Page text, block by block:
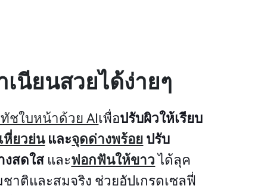
นียนสวยได้ง่ายๆ
ชใบหน้าด้วย AIเพื่อปรับผิวให้เรียบ
หี่ยวย่นและจุดด่างพร้อย ปรับ
งสดใส และฟอกฟันให้ขาวได้ลุค
าติและสมจริง ช่วยอัปเกรดเซลฟี่